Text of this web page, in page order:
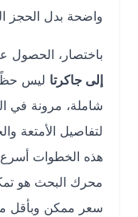
واضحة بدل الحجز
باختصار، الحصول على
إلى جاكرتاليس حظًا، بل
شاملة، مرونة في
لتفاصيل الأمتعة
هذه الخطوات أسرع
محرك البحث هو
سعر ممكن وبأقل